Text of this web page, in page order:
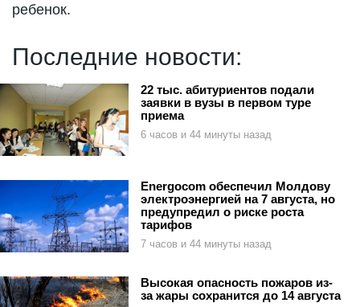
ребенок.
Последние новости:
22 тыс. абитуриентов подали
заявки в вузы в первом туре
приема
6 часов и 44 минуты назад
Energocom обеспечил Молдову
электроэнергией на 7 августа, но
предупредил о риске роста
тарифов
7 часов и 44 минуты назад
Высокая опасность пожаров из-
за жары сохранится до 14 августа